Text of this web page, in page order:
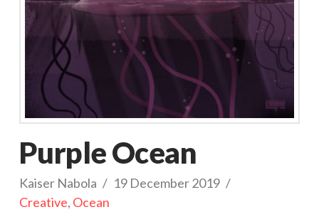
Purple Ocean
Kaiser Nabola
19 December 2019
Creative, Ocean